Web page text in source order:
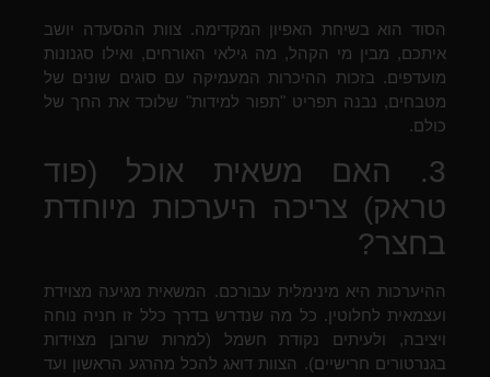
הסוד הוא בשיחת האפיון המקדימה. צוות ההסעדה יושב
איתכם, מבין מי הקהל, מה גילאי האורחים, ואילו סגנונות
מועדפים. בזכות ההיכרות המעמיקה עם סוגים שונים של
מטבחים, נבנה תפריט "תפור למידות" שלוכד את החך של
כולם.
3. האם משאית אוכל (פוד
טראק) צריכה היערכות מיוחדת
בחצר?
ההיערכות היא מינימלית עבורכם. המשאית מגיעה מצוידת
ועצמאית לחלוטין. כל מה שנדרש בדרך כלל זו חניה נוחה
ויציבה, ולעיתים נקודת חשמל (למרות שרובן מצוידות
בגנרטורים חרישיים). הצוות דואג להכל מהרגע הראשון ועד